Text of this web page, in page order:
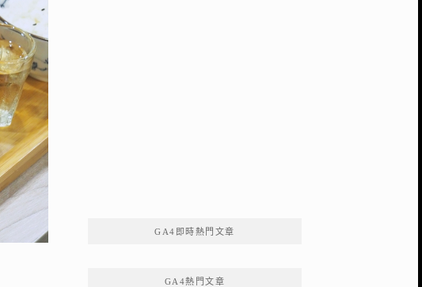
GA4即時熱門文章
GA4熱門文章